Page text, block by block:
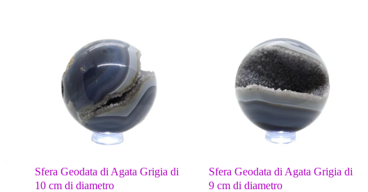
Sfera Geodata di Agata Grigia di
10 cm di diametro
Sfera Geodata di Agata Grigia di
9 cm di diametro